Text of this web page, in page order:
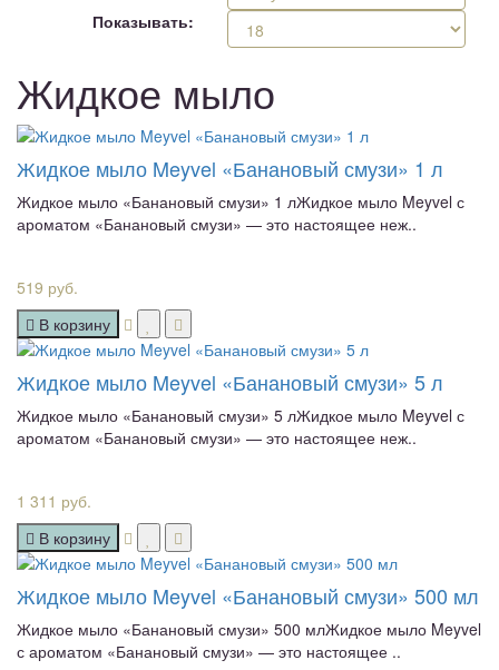
Показывать:
Жидкое мыло
Жидкое мыло Meyvel «Банановый смузи» 1 л
Жидкое мыло «Банановый смузи» 1 лЖидкое мыло Meyvel с
ароматом «Банановый смузи» — это настоящее неж..
519 руб.
В корзину
Жидкое мыло Meyvel «Банановый смузи» 5 л
Жидкое мыло «Банановый смузи» 5 лЖидкое мыло Meyvel с
ароматом «Банановый смузи» — это настоящее неж..
1 311 руб.
В корзину
Жидкое мыло Meyvel «Банановый смузи» 500 мл
Жидкое мыло «Банановый смузи» 500 млЖидкое мыло Meyvel
с ароматом «Банановый смузи» — это настоящее ..